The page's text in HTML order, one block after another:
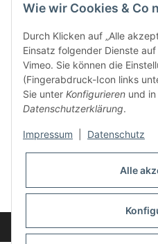
Neben dem Onlineshop haben
Frontline Games
Färbereiweg 3A
24358 Hütten
Oder mit Terminvereinbarung
info@frontlinegames.de
Widerrufsbutton
Wie wir Cookies & Co
Durch Klicken auf „Alle
Einsatz folgender Dienste
Vimeo. Sie können die
(Fingerabdruck-Icon links
Sie unter Konfigurieren und
Datenschutzerklärung.
Impressum Datenschutz
Alle